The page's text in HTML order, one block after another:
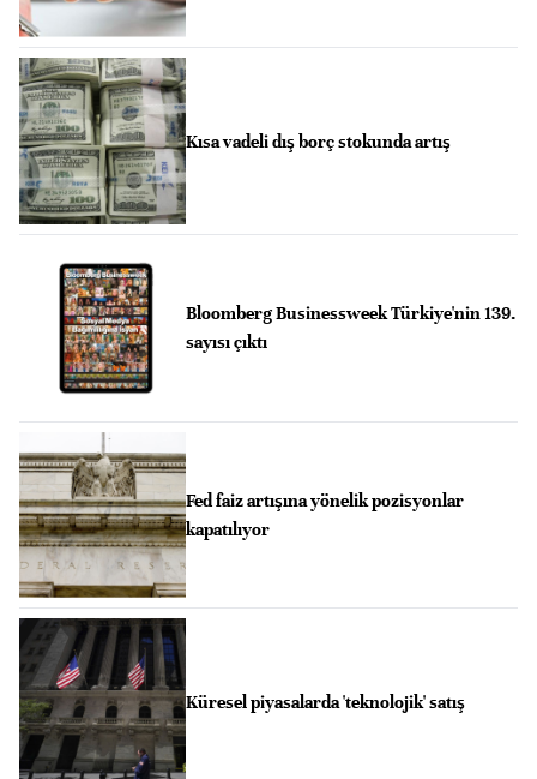
Kısa vadeli dış borç stokunda artış
Bloomberg Businessweek Türkiye'nin 139.
sayısı çıktı
Fed faiz artışına yönelik pozisyonlar
kapatılıyor
Küresel piyasalarda 'teknolojik' satış